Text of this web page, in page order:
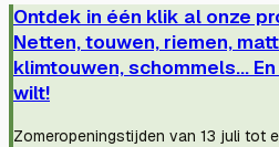
Ontdek in één klik al onze
Netten, touwen, riemen,
klimtouwen, schommels...
wilt!
Zomeropeningstijden van 13 juli tot